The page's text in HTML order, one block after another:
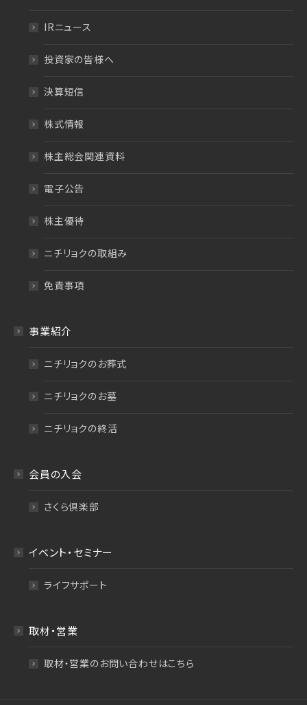
IRニュース
投資家の皆様へ
決算短信
株式情報
株主総会関連資料
電子公告
株主優待
ニチリョクの取組み
免責事項
事業紹介
ニチリョクのお葬式
ニチリョクのお墓
ニチリョクの終活
会員の入会
さくら倶楽部
イベント・セミナー
ライフサポート
取材・営業
取材・営業のお問い合わせはこちら